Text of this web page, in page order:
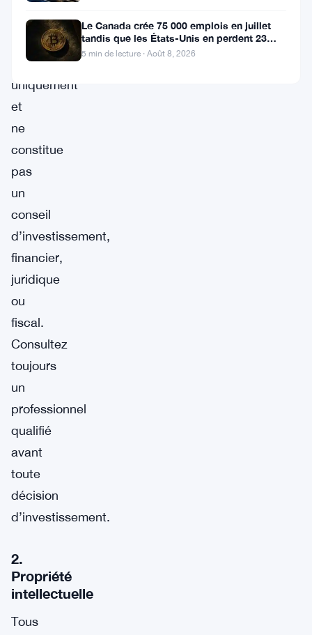
des
informatives
uniquement
et
ne
constitue
pas
un
conseil
d’investissement,
financier,
juridique
ou
fiscal.
Consultez
toujours
un
professionnel
qualifié
avant
toute
décision
d’investissement.
2.
Propriété
intellectuelle
Tous
Le Canada crée 75 000 emplois en juillet
tandis que les États-Unis en perdent 23
000, Bitcoin reste à 65K
5 min de lecture · Août 8, 2026